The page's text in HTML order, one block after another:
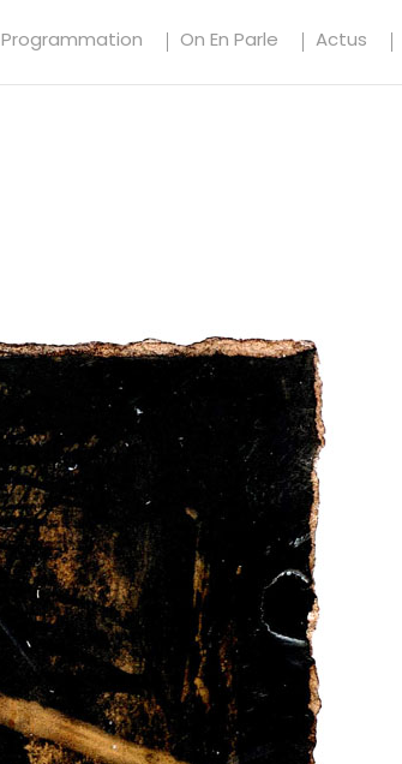
Programmation On En Parle Actus